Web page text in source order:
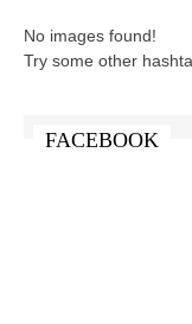
No images found!
Try some other
FACEBOOK